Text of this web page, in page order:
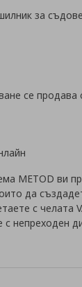
за
се продава
METOD ви
да
с челата
непреходен